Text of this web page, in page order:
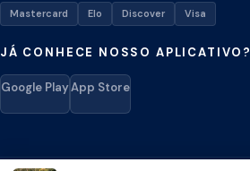
Mastercard Elo Discover Visa
JÁ CONHECE NOSSO APLICATIVO?
Google PlayApp Store